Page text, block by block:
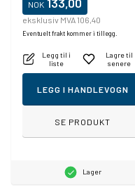
NOK
eksklusiv MVA 106,40
Eventuelt frakt kommer i tillegg.
Legg til i
liste
Lagre til
senere
LEGG I HANDLEVOGN
SE PRODUKT
Lager